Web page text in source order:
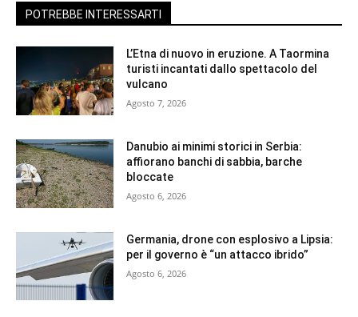
POTREBBE INTERESSARTI
L’Etna di nuovo in eruzione. A Taormina
turisti incantati dallo spettacolo del
vulcano
Agosto 7, 2026
Danubio ai minimi storici in Serbia:
affiorano banchi di sabbia, barche
bloccate
Agosto 6, 2026
Germania, drone con esplosivo a Lipsia:
per il governo è “un attacco ibrido”
Agosto 6, 2026